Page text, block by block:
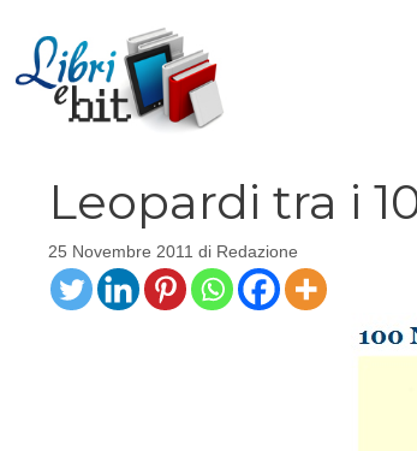
contenuto
Leopardi tra i
25 Novembre 2011 di Redazione